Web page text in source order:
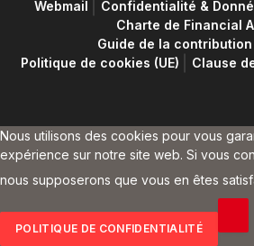
Webmail
Confidentialité &
Charte de Financial
Guide de la
Politique de cookies (UE)
Clause
Nous utilisons des cookies pour vous
expérience sur notre site web. Si vous
nous supposerons que vous en êtes
POLITIQUE DE CONFIDENTIALITÉ